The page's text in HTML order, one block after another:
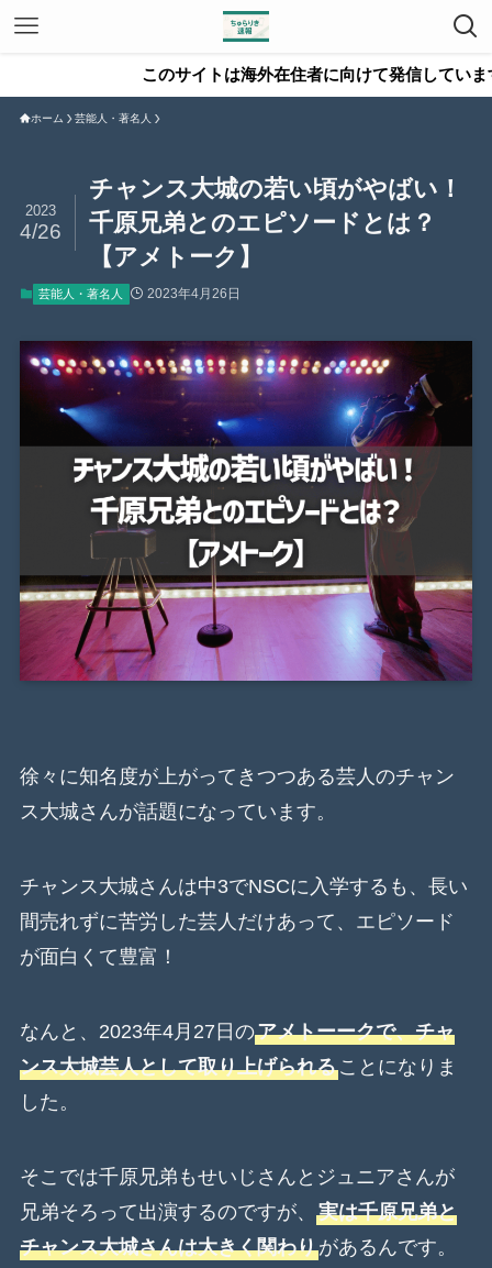
このサイトは海外在住者に向けて発信しています。
ホーム 芸能人・著名人
チャンス大城の若い頃がやばい！
千原兄弟とのエピソードとは？
【アメトーク】
2023
4/26
芸能人・著名人 2023年4月26日
徐々に知名度が上がってきつつある芸人のチャン
ス大城さんが話題になっています。
チャンス大城さんは中3でNSCに入学するも、長い
間売れずに苦労した芸人だけあって、エピソード
が面白くて豊富！
なんと、2023年4月27日のアメトーークで、チャ
ンス大城芸人として取り上げられることになりま
した。
そこでは千原兄弟もせいじさんとジュニアさんが
兄弟そろって出演するのですが、 実は千原兄弟と
チャンス大城さんは大きく関わりがあるんです。